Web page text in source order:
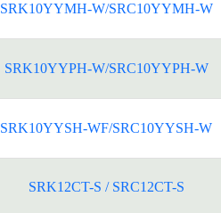
SRK10YYMH-W/SRC10YYMH-W
SRK10YYPH-W/SRC10YYPH-W
SRK10YYSH-WF/SRC10YYSH-W
SRK12CT-S / SRC12CT-S